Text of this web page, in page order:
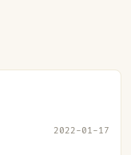
2022-01-17